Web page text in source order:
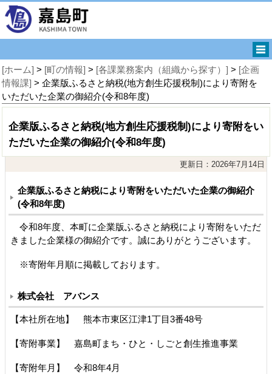
[ホーム] > [町の情報] > [各課業務案内（組織から探す）] > [企画
情報課] > 企業版ふるさと納税(地方創生応援税制)により寄附を
いただいた企業の御紹介(令和8年度)
企業版ふるさと納税(地方創生応援税制)により寄附をい
ただいた企業の御紹介(令和8年度)
更新日：2026年7月14日
企業版ふるさと納税により寄附をいただいた企業の御紹介
(令和8年度)
令和8年度、本町に企業版ふるさと納税により寄附をいただ
きました企業様の御紹介です。誠にありがとうございます。
※寄附年月順に掲載しております。
株式会社 アバンス
【本社所在地】 熊本市東区江津1丁目3番48号
【寄附事業】 嘉島町まち・ひと・しごと創生推進事業
【寄附年月】 令和8年4月